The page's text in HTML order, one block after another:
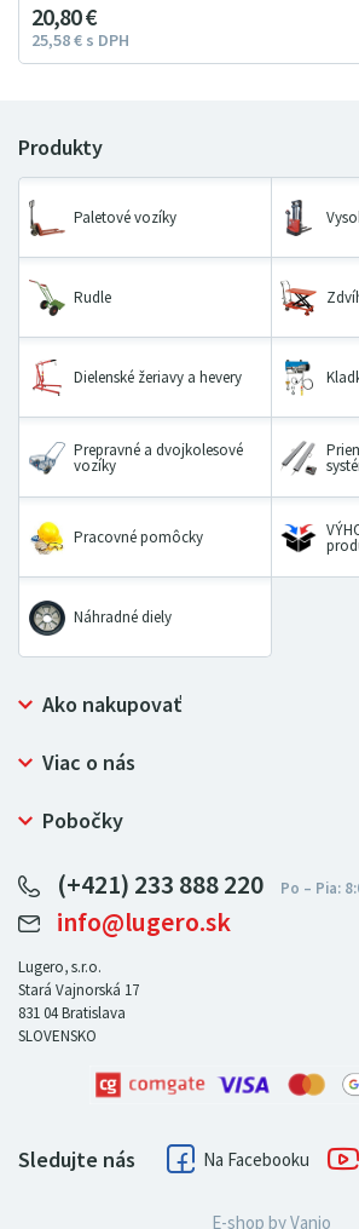
20 80€
25 58€ s DPH
Paletové vozíky
Rudle
Dielenské žeriavy a hevery
Prepravné a dvojkolesové
vozíky
Pracovné pomôcky
Náhradné diely
Ako nakupovať
Prečo nakupovať u LUGERO
Ochrana osobných údajov
Viac o nás
Bezpečný nákup
Certifikát NATUR-PACK
Pre predajcov
Pobočky
LUGERO Nemecko
LUGERO Česká republika
LUGERO Maďarsko
LUGERO Rakousko
(+421) 233 888 220
info@lugero.sk
Lugero, s.r.o.
Stará Vajnorská 17
831 04Bratislava
SLOVENSKO
Sledujte nás Facebook
E-shop byVanio